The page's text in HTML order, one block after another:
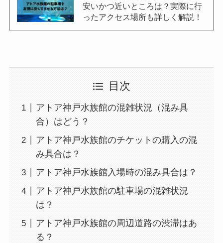
安いかつ近いところは？実際に行
ったアクセス場所も詳しく解説！
目次
アトア神戸水族館の混雑状況（混み具
合）はどう？
アトア神戸水族館のチケットの購入の混
み具合は？
アトア神戸水族館入場時の混み具合は？
アトア神戸水族館の駐車場の混雑状況
は？
アトア神戸水族館の周辺道路の渋滞はあ
る？